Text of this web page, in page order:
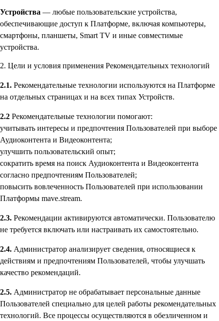
Устройства — любые пользовательские устройства,
обеспечивающие доступ к Платформе, включая компьютеры,
смартфоны, планшеты, Smart TV и иные совместимые
устройства.
2. Цели и условия применения Рекомендательных технологий
2.1. Рекомендательные технологии используются на Платформе
на отдельных страницах и на всех типах Устройств.
2.2 Рекомендательные технологии помогают:
учитывать интересы и предпочтения Пользователей при выборе
Аудиоконтента и Видеоконтента;
улучшить пользовательский опыт;
сократить время на поиск Аудиоконтента и Видеоконтента
согласно предпочтениям Пользователей;
повысить вовлеченность Пользователей при использовании
Платформы mave.stream.
2.3. Рекомендации активируются автоматически. Пользователю
не требуется включать или настраивать их самостоятельно.
2.4. Администратор анализирует сведения, относящиеся к
действиям и предпочтениям Пользователей, чтобы улучшать
качество рекомендаций.
2.5. Администратор не обрабатывает персональные данные
Пользователей специально для целей работы рекомендательных
технологий. Все процессы осуществляются в обезличенном и